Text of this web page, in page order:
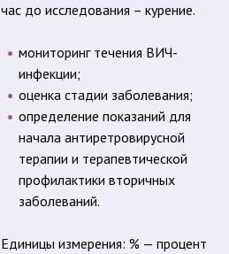
час до исследования – курение.
мониторинг течения ВИЧ-
инфекции;
оценка стадии заболевания;
определение показаний для
начала антиретровирусной
терапии и терапевтической
профилактики вторичных
заболеваний.
Единицы измерения: % — процент